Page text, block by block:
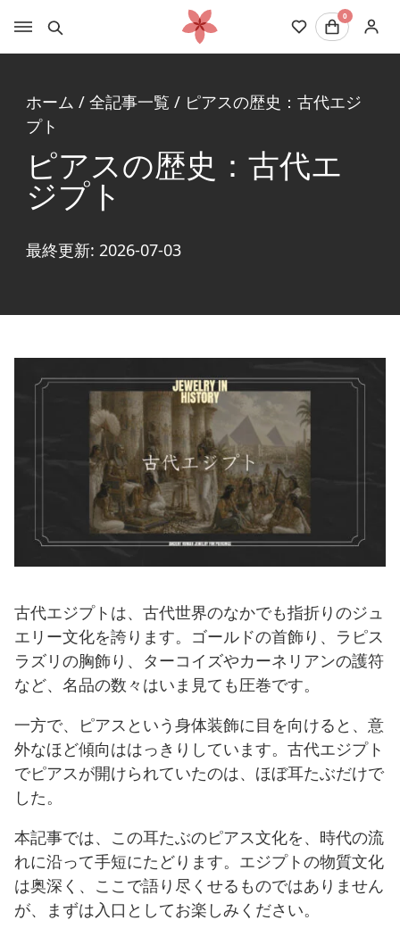
0
ホーム / 全記事一覧 / ピアスの歴史：古代エジ
プト
ピアスの歴史：古代エ
ジプト
最終更新: 2026-07-03
古代エジプトは、古代世界のなかでも指折りのジュ
エリー文化を誇ります。ゴールドの首飾り、ラピス
ラズリの胸飾り、ターコイズやカーネリアンの護符
など、名品の数々はいま見ても圧巻です。
一方で、ピアスという身体装飾に目を向けると、意
外なほど傾向ははっきりしています。古代エジプト
でピアスが開けられていたのは、ほぼ耳たぶだけで
した。
本記事では、この耳たぶのピアス文化を、時代の流
れに沿って手短にたどります。エジプトの物質文化
は奥深く、ここで語り尽くせるものではありません
が、まずは入口としてお楽しみください。